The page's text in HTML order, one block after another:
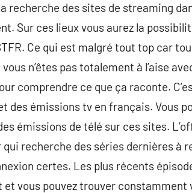
recherche des sites de streaming
Sur ces lieux vous aurez la
Ce qui est malgré tout top car
n’êtes pas totalement à l’aise
comprendre ce que ça raconte.
des émissions tv en français. Vous
émissions de télé sur ces sites.
recherche des séries dernières à
certes. Les plus récents
vous pouvez trouver constamment